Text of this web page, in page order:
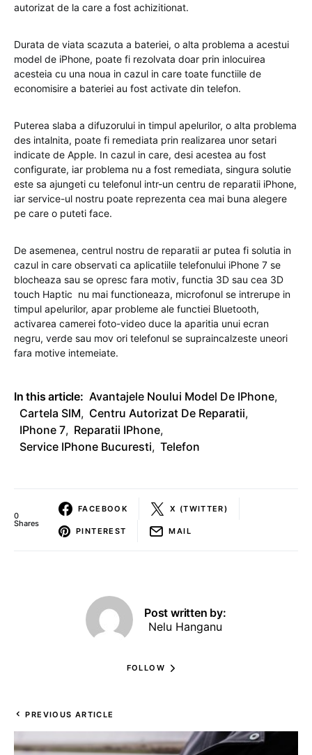
autorizat de la care a fost achizitionat.
Durata de viata scazuta a bateriei, o alta problema a acestui
model de iPhone, poate fi rezolvata doar prin inlocuirea
acesteia cu una noua in cazul in care toate functiile de
economisire a bateriei au fost activate din telefon.
Puterea slaba a difuzorului in timpul apelurilor, o alta problema
des intalnita, poate fi remediata prin realizarea unor setari
indicate de Apple. In cazul in care, desi acestea au fost
configurate, iar problema nu a fost remediata, singura solutie
este sa ajungeti cu telefonul intr-un centru de reparatii iPhone,
iar service-ul nostru poate reprezenta cea mai buna alegere
pe care o puteti face.
De asemenea, centrul nostru de reparatii ar putea fi solutia in
cazul in care observati ca aplicatiile telefonului iPhone 7 se
blocheaza sau se opresc fara motiv, functia 3D sau cea 3D
touch Haptic nu mai functioneaza, microfonul se intrerupe in
timpul apelurilor, apar probleme ale functiei Bluetooth,
activarea camerei foto-video duce la aparitia unui ecran
negru, verde sau mov ori telefonul se supraincalzeste uneori
fara motive intemeiate.
In this article: Avantajele Noului Model De IPhone,
Cartela SIM, Centru Autorizat De Reparatii,
IPhone 7, Reparatii IPhone,
Service IPhone Bucuresti, Telefon
0
Shares
FACEBOOK X (TWITTER)
PINTEREST MAIL
Post written by:
Nelu Hanganu
FOLLOW
PREVIOUS ARTICLE